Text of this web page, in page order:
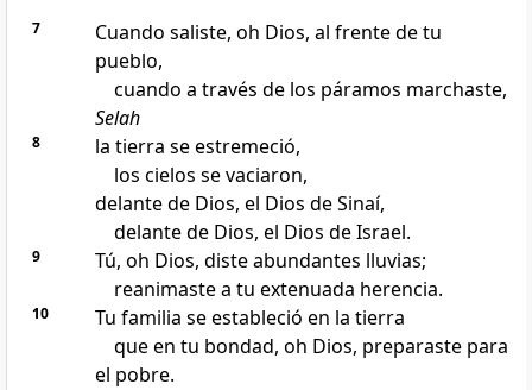
7
Cuando saliste, oh Dios, al frente de tu
pueblo,
cuando a través de los páramos marchaste,
Selah
8
la tierra se estremeció,
los cielos se vaciaron,
delante de Dios, el Dios de Sinaí,
delante de Dios, el Dios de Israel.
9
Tú, oh Dios, diste abundantes lluvias;
reanimaste a tu extenuada herencia.
10
Tu familia se estableció en la tierra
que en tu bondad, oh Dios, preparaste para
el pobre.